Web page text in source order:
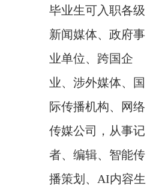
毕业生可入职各级
新闻媒体、政府事
业单位、跨国企
业、涉外媒体、国
际传播机构、网络
传媒公司，从事记
者、编辑、智能传
播策划、AI内容生